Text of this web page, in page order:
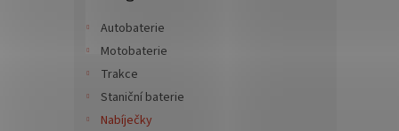
Autobaterie
Motobaterie
Trakce
Staniční baterie
Nabíječky